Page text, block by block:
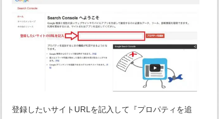
登録したいサイトURLを記入して『プロパティを追